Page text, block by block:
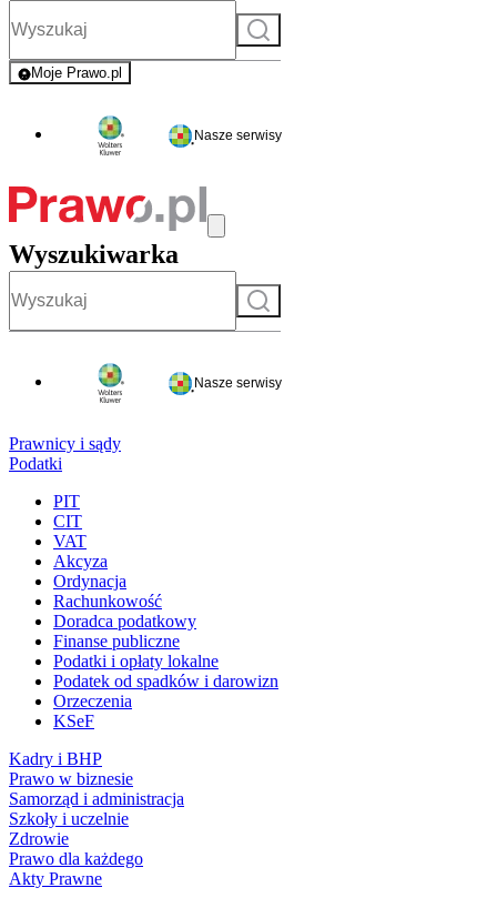
Szukaj
Moje Prawo.pl
- rejestracja i logowanie do serwisu
Nasze serwisy
Wyszukiwarka
Szukaj
Nasze serwisy
Prawnicy i sądy
Podatki
PIT
CIT
VAT
Akcyza
Ordynacja
Rachunkowość
Doradca podatkowy
Finanse publiczne
Podatki i opłaty lokalne
Podatek od spadków i darowizn
Orzeczenia
KSeF
Kadry i BHP
Prawo w biznesie
Samorząd i administracja
Szkoły i uczelnie
Zdrowie
Prawo dla każdego
Akty Prawne